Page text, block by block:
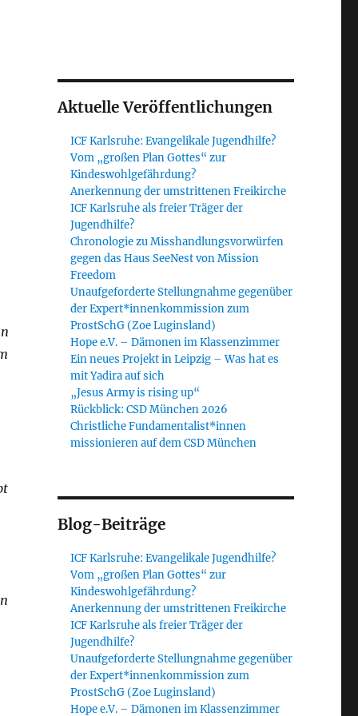
Aktuelle Veröffentlichungen
ICF Karlsruhe: Evangelikale Jugendhilfe?
Vom „großen Plan Gottes“ zur
Kindeswohlgefährdung?
Anerkennung der umstrittenen Freikirche
ICF Karlsruhe als freier Träger der
Jugendhilfe?
Chronologie zu Misshandlungsvorwürfen
gegen das Haus SeeNest von Mission
Freedom
Unaufgeforderte Stellungnahme gegenüber
der Expert*innenkommission zum
ProstSchG (Zoe Luginsland)
Hope e.V. – Dämonen im Klassenzimmer
Ein neues Projekt in Leipzig – Was hat es
mit Yadira auf sich
„Jesus Army is rising up“
Rückblick: CSD München 2026
Christliche Fundamentalist*innen
missionieren auf dem CSD München
Blog-Beiträge
ICF Karlsruhe: Evangelikale Jugendhilfe?
Vom „großen Plan Gottes“ zur
Kindeswohlgefährdung?
Anerkennung der umstrittenen Freikirche
ICF Karlsruhe als freier Träger der
Jugendhilfe?
Unaufgeforderte Stellungnahme gegenüber
der Expert*innenkommission zum
ProstSchG (Zoe Luginsland)
Hope e.V. – Dämonen im Klassenzimmer